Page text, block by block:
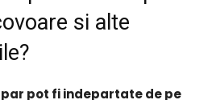
si alte
pot fi indepartate de pe